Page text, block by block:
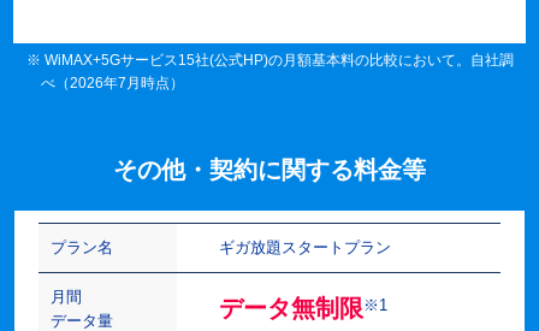
※ WiMAX+5Gサービス15社(公式HP)の月額基本料の比較において。自社調
べ（2026年7月時点）
その他・契約に関する料金等
プラン名 ギガ放題スタートプラン
月間
データ量
データ無制限 ※1